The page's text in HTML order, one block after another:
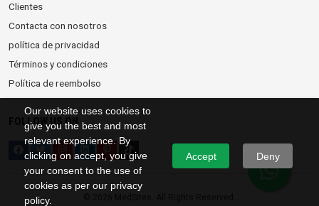
Our website uses cookies to
give you the best and most
relevant experience. By
clicking on accept, you give
your consent to the use of
cookies as per our privacy
policy.
Accept Deny
Clientes
Contacta con nosotros
política de privacidad
Términos y condiciones
Política de reembolso
FOLLOW US ON